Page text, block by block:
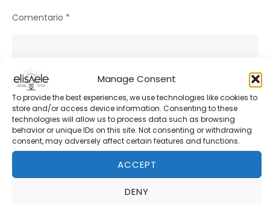
Manage Consent
To provide the best experiences, we use technologies like cookies to
store and/or access device information. Consenting to these
technologies will allow us to process data such as browsing
behavior or unique IDs on this site. Not consenting or withdrawing
consent, may adversely affect certain features and functions.
ACCEPT
DENY
Comentario *